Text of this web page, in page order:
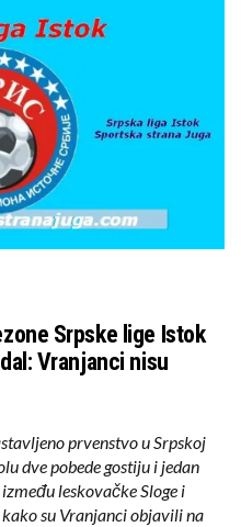
Srpske lige Istok
Vranjanci nisu
prvenstvo u Srpskoj
dve pobede gostiju i jedan
leskovačke Sloge i
su Vranjanci objavili na